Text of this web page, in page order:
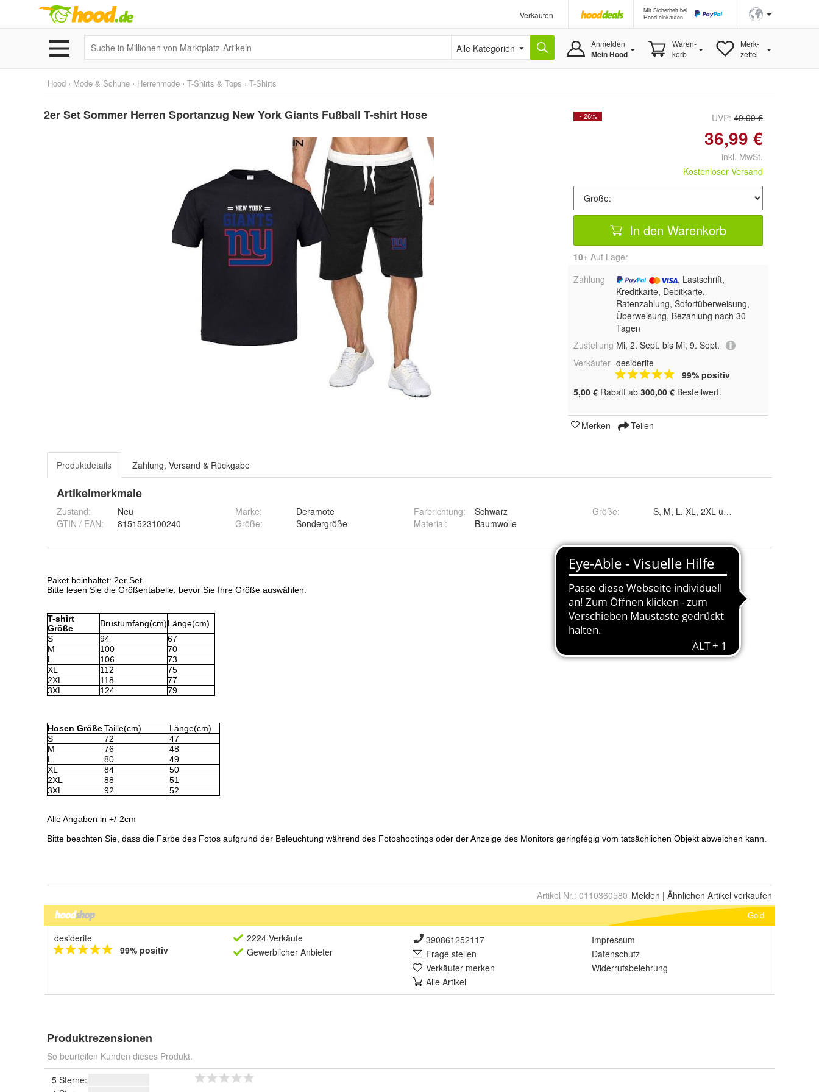
Verkaufen
Mit Sicherheit bei
Hood einkaufen
Alle Kategorien Anmelden
Mein Hood
Waren-
korb
Merk-
zettel
Hood › Mode & Schuhe › Herrenmode › T-Shirts & Tops › T-Shirts
2er Set Sommer Herren Sportanzug New York Giants Fußball T-shirt Hose - 26% UVP: 49,99 €
36,99 €
inkl. MwSt.
Kostenloser Versand
In den Warenkorb
10+ Auf Lager
Zahlung
, Lastschrift,
Kreditkarte, Debitkarte,
Ratenzahlung, Sofortüberweisung,
Überweisung, Bezahlung nach 30
Tagen
Zustellung Mi, 2. Sept. bis Mi, 9. Sept.
Verkäufer desiderite
99% positiv
5,00 € Rabatt ab 300,00 € Bestellwert.
Merken Teilen
Produktdetails Zahlung, Versand & Rückgabe
Artikelmerkmale
Zustand:
Neu
GTIN / EAN:
8151523100240
Marke:
Deramote
Größe: Sondergröße
Farbrichtung:
Schwarz
Material: Baumwolle
Größe:
Artikel Nr.: 0110360580 Melden | Ähnlichen Artikel verkaufen
Gold
desiderite
99% positiv
2224 Verkäufe
Gewerblicher Anbieter
390861252117
Frage stellen
Verkäufer merken
Alle Artikel
Impressum
Datenschutz
Widerrufsbelehrung
Produktrezensionen
So beurteilen Kunden dieses Produkt.
5 Sterne: